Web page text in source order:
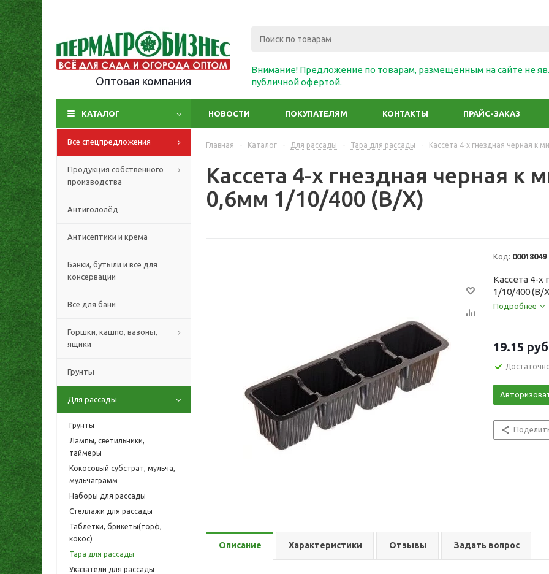
Оптовая компания
Внимание! Предложение по товарам, размещенным на сайте не
публичной офертой.
КАТАЛОГ НОВОСТИ ПОКУПАТЕЛЯМ КОНТАКТЫ ПРАЙС-ЗАКАЗ
Все спецпредложения
Продукция собственного
производства
Антигололёд
Антисептики и крема
Банки, бутыли и все для
консервации
Все для бани
Горшки, кашпо, вазоны,
ящики
Грунты
Для рассады
Грунты
Лампы, светильники,
таймеры
Кокосовый субстрат, мульча,
мульчаграмм
Наборы для рассады
Стеллажи для рассады
Таблетки, брикеты(торф,
кокос)
Тара для рассады
Указатели для рассады
Главная - Каталог - Для рассады - Тара для рассады - Кассета 4-х гнездная черная к
Кассета 4-х гнездная черная к
0,6мм 1/10/400 (В/Х)
Код: 00018049
Кассета 4-х
1/10/400 (В/
Подробнее
19.15
Описание Характеристики Отзывы Задать вопрос